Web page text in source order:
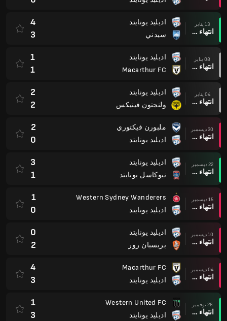
13 يناير
انتهاء وقت المباراة
اديليد يونايتد
سيدني
4
3
08 يناير
انتهاء وقت المباراة
اديليد يونايتد
Macarthur FC
1
1
04 يناير
انتهاء وقت المباراة
اديليد يونايتد
ولنجتون فينيكس
2
2
30 ديسمبر
انتهاء وقت المباراة
ملبورن فيكتوري
اديليد يونايتد
2
0
22 ديسمبر
انتهاء وقت المباراة
اديليد يونايتد
نيوكاسل يونايتد
3
1
15 ديسمبر
انتهاء وقت المباراة
Western Sydney Wanderers
اديليد يونايتد
1
0
10 ديسمبر
انتهاء وقت المباراة
اديليد يونايتد
بريسبان رور
0
2
04 ديسمبر
انتهاء وقت المباراة
Macarthur FC
اديليد يونايتد
4
3
26 نوفمبر
انتهاء وقت المباراة
Western United FC
اديليد يونايتد
1
3